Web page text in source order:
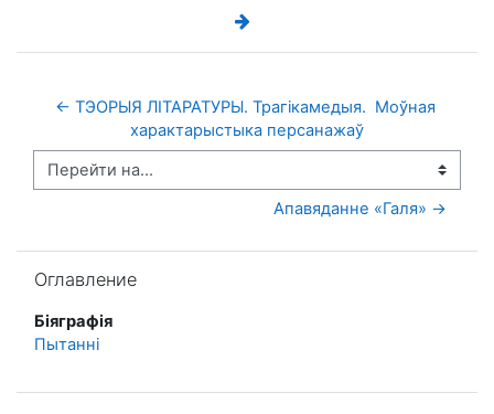
← ТЭОРЫЯ ЛІТАРАТУРЫ. Трагікамедыя.  Моўная
характарыстыка персанажаў
Перейти на...
Апавяданне «Галя» →
Оглавление
Біяграфія
Пытаннi